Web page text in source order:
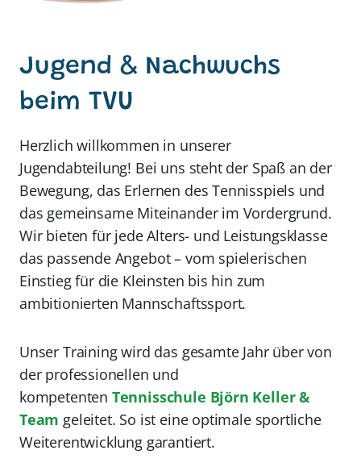
Jugend & Nachwuchs
beim TVU
Herzlich willkommen in unserer
Jugendabteilung! Bei uns steht der Spaß an der
Bewegung, das Erlernen des Tennisspiels und
das gemeinsame Miteinander im Vordergrund.
Wir bieten für jede Alters- und Leistungsklasse
das passende Angebot – vom spielerischen
Einstieg für die Kleinsten bis hin zum
ambitionierten Mannschaftssport.
Unser Training wird das gesamte Jahr über von
der professionellen und
kompetenten Tennisschule Björn Keller &
Team geleitet. So ist eine optimale sportliche
Weiterentwicklung garantiert.